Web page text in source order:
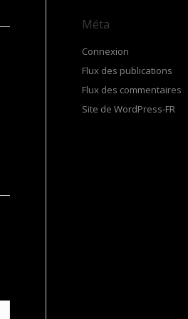
Méta
Connexion
Flux des publications
Flux des commentaires
Site de WordPress-FR